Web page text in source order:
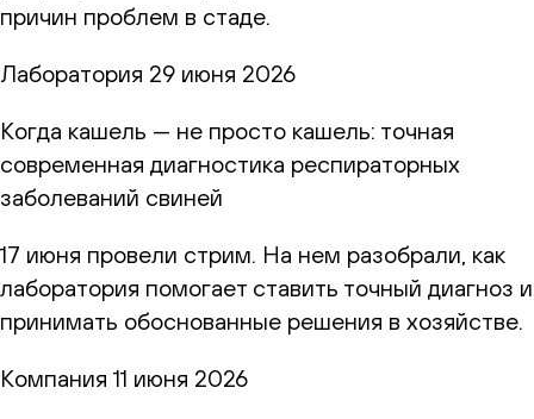
причин проблем в стаде.
Лаборатория 29 июня 2026
Когда кашель — не просто кашель: точная
современная диагностика респираторных
заболеваний свиней
17 июня провели стрим. На нем разобрали, как
лаборатория помогает ставить точный диагноз и
принимать обоснованные решения в хозяйстве.
Компания 11 июня 2026